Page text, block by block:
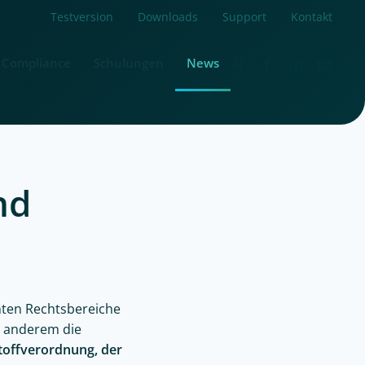
Testversion Downloads Support Kontakt
News
Rechtsbereiche
die
der